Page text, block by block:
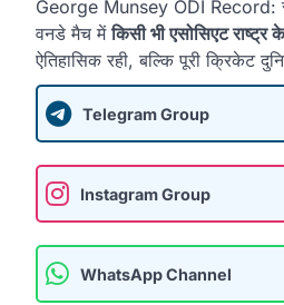
George Munsey ODI Record:
वनडे मैच मेंकिसी भी एसोसिएट राष्ट्र
ऐतिहासिक रही, बल्कि पूरी क्रिकेट
Telegram Group
Instagram Group
WhatsApp Channel